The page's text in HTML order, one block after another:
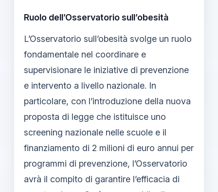
Ruolo dell’Osservatorio sull’obesità
L’Osservatorio sull’obesità svolge un ruolo
fondamentale nel coordinare e
supervisionare le iniziative di prevenzione
e intervento a livello nazionale. In
particolare, con l’introduzione della nuova
proposta di legge che istituisce uno
screening nazionale nelle scuole e il
finanziamento di 2 milioni di euro annui per
programmi di prevenzione, l’Osservatorio
avrà il compito di garantire l’efficacia di